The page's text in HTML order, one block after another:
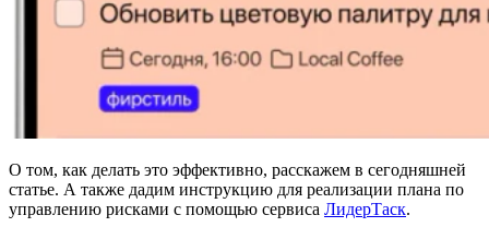
О том, как делать это эффективно, расскажем в сегодняшней
статье. А также дадим инструкцию для реализации плана по
управлению рисками с помощью сервиса ЛидерТаск.